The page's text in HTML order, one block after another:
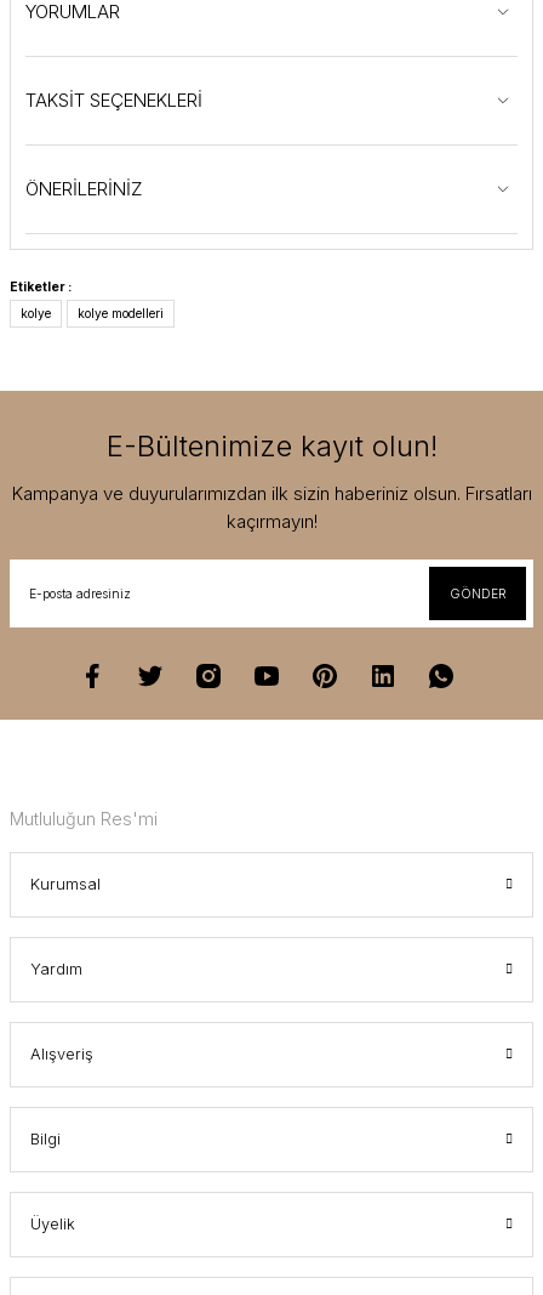
YORUMLAR
TAKSİT SEÇENEKLERİ
ÖNERİLERİNİZ
Etiketler :
kolye
kolye modelleri
E-Bültenimize kayıt olun!
Kampanya ve duyurularımızdan ilk sizin haberiniz olsun. Fırsatları
kaçırmayın!
GÖNDER
Mutluluğun Res'mi
Kurumsal
Yardım
Alışveriş
Bilgi
Üyelik